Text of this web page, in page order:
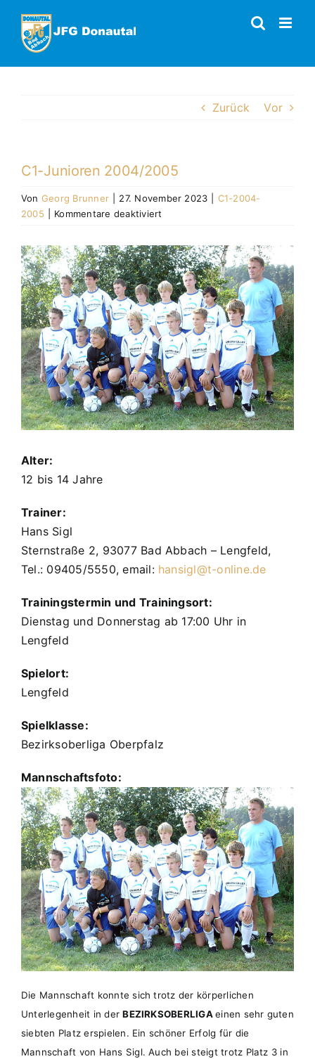
Inhalt
springen
Zurück Vor
C1-Junioren 2004/2005
Von Georg Brunner 27. November 2023
C1-2004-
2005
Kommentare deaktiviert
Junioren
2004/2005
Zeige
grösseres
Bild
Alter:
12 bis 14 Jahre
Trainer:
Hans Sigl
Sternstraße 2, 93077 Bad Abbach – Lengfeld,
Tel.: 09405/5550, email: hansigl@t-online.de
Trainingstermin und Trainingsort:
Dienstag und Donnerstag ab 17:00 Uhr in
Lengfeld
Spielort:
Lengfeld
Spielklasse:
Bezirksoberliga Oberpfalz
Mannschaftsfoto:
Die Mannschaft konnte sich trotz der körperlichen
Unterlegenheit in derBEZIRKSOBERLIGAeinen sehr guten
siebten Platz erspielen. Ein schöner Erfolg für die
Mannschaft von Hans Sigl. Auch bei steigt trotz Platz 3 in